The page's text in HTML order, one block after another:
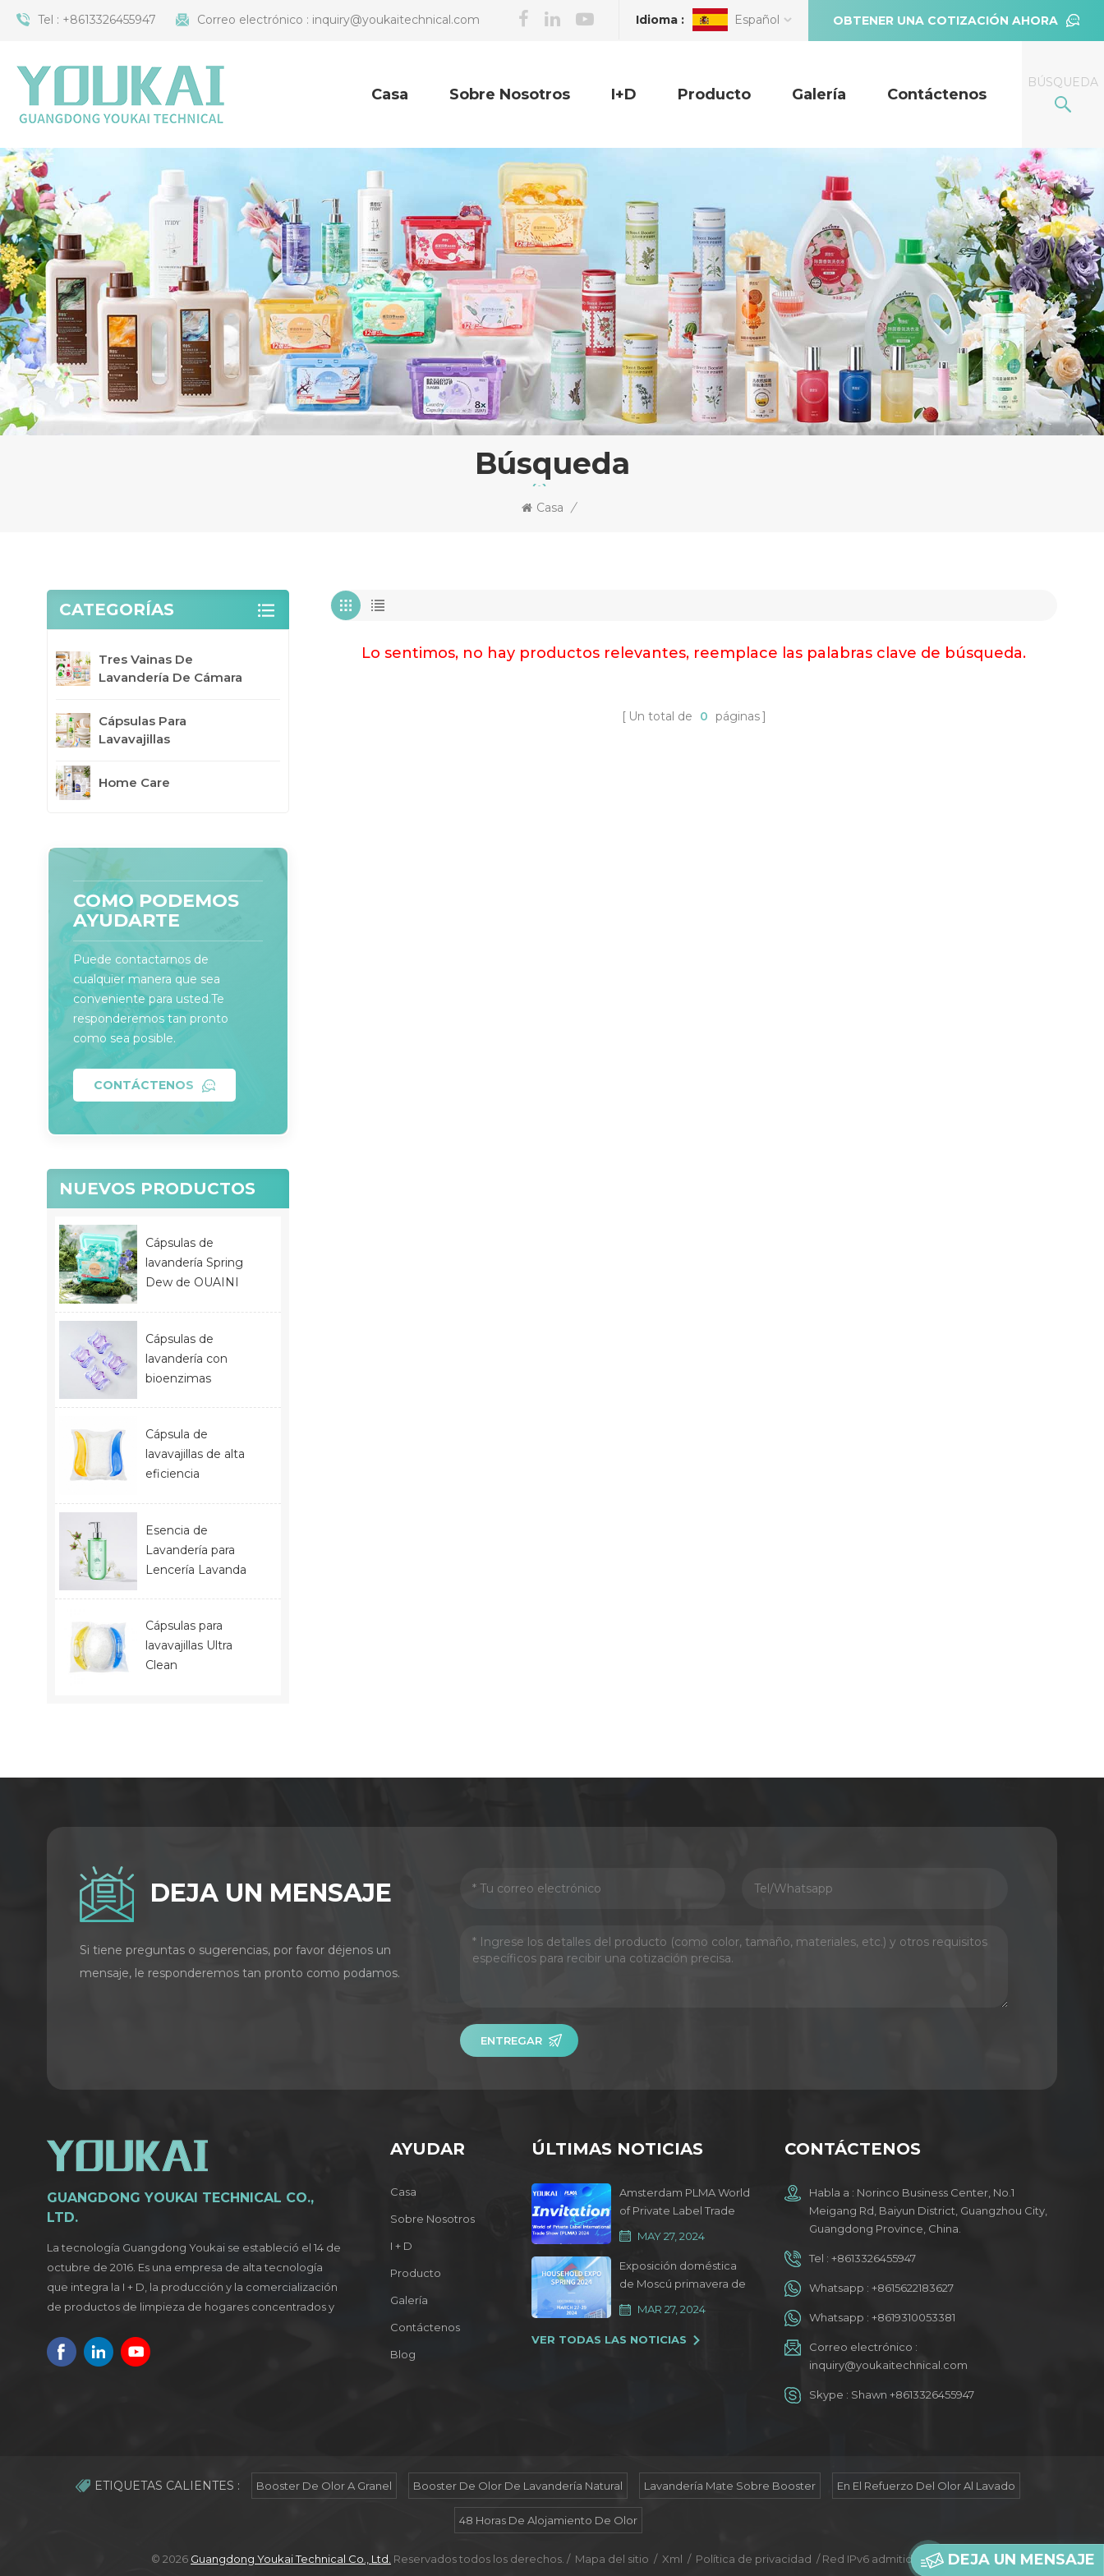
Tel : +8613326455947 Correo electrónico : inquiry@youkaitechnical.com OBTENER UNA COTIZACIÓN AHORA
Idioma : Español
BÚSQUEDA
Casa Sobre Nosotros I+D Producto Galería Contáctenos
Búsqueda
Casa /
Lo sentimos, no hay productos relevantes, reemplace las palabras clave de búsqueda.
Un total de 0 páginas
CATEGORÍAS
Tres Vainas De
Lavandería De Cámara
Cápsulas Para
Lavavajillas
Home Care
COMO PODEMOS
AYUDARTE
Puede contactarnos de
cualquier manera que sea
conveniente para usted.Te
responderemos tan pronto
como sea posible.
CONTÁCTENOS
NUEVOS PRODUCTOS
Cápsulas de
lavandería Spring
Dew de OUAINI
Cápsulas de
lavandería con
bioenzimas
Cápsula de
lavavajillas de alta
eficiencia
Esencia de
Lavandería para
Lencería Lavanda
Cápsulas para
lavavajillas Ultra
Clean
DEJA UN MENSAJE
Si tiene preguntas o sugerencias, por favor déjenos un
mensaje, le responderemos tan pronto como podamos.
ENTREGAR
GUANGDONG YOUKAI TECHNICAL CO.,
LTD.
La tecnología Guangdong Youkai se estableció el 14 de
octubre de 2016. Es una empresa de alta tecnología
que integra la I + D, la producción y la comercialización
de productos de limpieza de hogares concentrados y
CONTÁCTENOS
Habla a : Norinco Business Center, No.1
Meigang Rd, Baiyun District, Guangzhou City,
Guangdong Province, China.
Tel : +8613326455947
Whatsapp : +8615622183627
Whatsapp : +8619310053381
Correo electrónico :
inquiry@youkaitechnical.com
Skype : Shawn +8613326455947
AYUDAR
Casa
Sobre Nosotros
I + D
Producto
Galería
Contáctenos
Blog
ÚLTIMAS NOTICIAS
Amsterdam PLMA World
of Private Label Trade
Show 2024
MAY 27, 2024
Exposición doméstica
de Moscú primavera de
2024
MAR 27, 2024
VER TODAS LAS NOTICIAS
ETIQUETAS CALIENTES : Booster De Olor A Granel Booster De Olor De Lavandería Natural Lavandería Mate Sobre Booster En El Refuerzo Del Olor Al Lavado
48 Horas De Alojamiento De Olor
© 2026 Guangdong Youkai Technical Co., Ltd. Reservados todos los derechos. / Mapa del sitio / Xml / Política de privacidad /Red IPv6 admitida DEJA UN MENSAJE